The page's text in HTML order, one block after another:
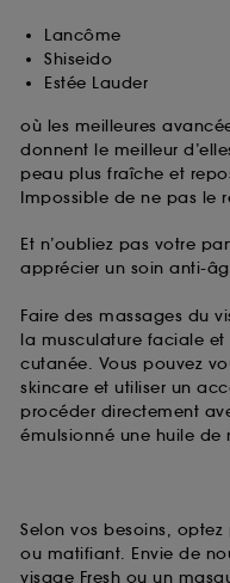
Lancôme
Shiseido
Estée Lauder
où les meilleures
donnent le meilleur
peau plus fraîche et
Impossible de ne pas le
Et n’oubliez pas votre
apprécier un soin anti-
Faire des massages du
la musculature faciale
cutanée. Vous pouvez
skincare et utiliser un
procéder directement
émulsionné une huile
Selon vos besoins,
ou matifiant. Envie de
visage Fresh ou un